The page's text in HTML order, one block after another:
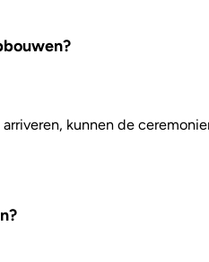
kunnen de